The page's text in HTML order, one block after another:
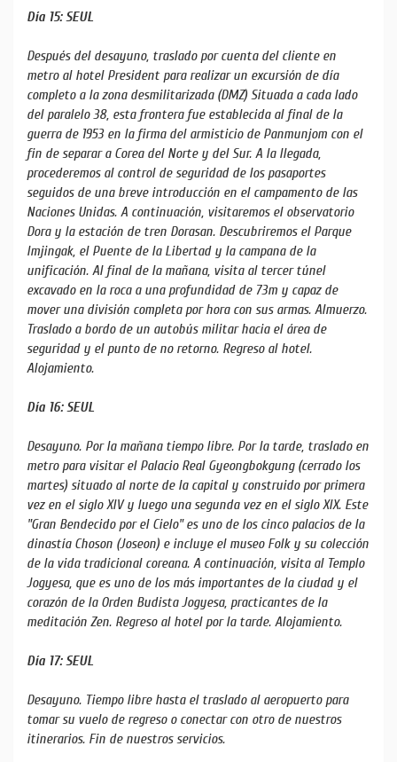
Día 15: SEUL
Después del desayuno, traslado por cuenta del cliente en
metro al hotel President para realizar un excursión de día
completo a la zona desmilitarizada (DMZ) Situada a cada lado
del paralelo 38, esta frontera fue establecida al final de la
guerra de 1953 en la firma del armisticio de Panmunjom con el
fin de separar a Corea del Norte y del Sur. A la llegada,
procederemos al control de seguridad de los pasaportes
seguidos de una breve introducción en el campamento de las
Naciones Unidas. A continuación, visitaremos el observatorio
Dora y la estación de tren Dorasan. Descubriremos el Parque
Imjingak, el Puente de la Libertad y la campana de la
unificación. Al final de la mañana, visita al tercer túnel
excavado en la roca a una profundidad de 73m y capaz de
mover una división completa por hora con sus armas. Almuerzo.
Traslado a bordo de un autobús militar hacia el área de
seguridad y el punto de no retorno. Regreso al hotel.
Alojamiento.
Día 16: SEUL
Desayuno. Por la mañana tiempo libre. Por la tarde, traslado en
metro para visitar el Palacio Real Gyeongbokgung (cerrado los
martes) situado al norte de la capital y construido por primera
vez en el siglo XIV y luego una segunda vez en el siglo XIX. Este
"Gran Bendecido por el Cielo" es uno de los cinco palacios de la
dinastía Choson (Joseon) e incluye el museo Folk y su colección
de la vida tradicional coreana. A continuación, visita al Templo
Jogyesa, que es uno de los más importantes de la ciudad y el
corazón de la Orden Budista Jogyesa, practicantes de la
meditación Zen. Regreso al hotel por la tarde. Alojamiento.
Día 17: SEUL
Desayuno. Tiempo libre hasta el traslado al aeropuerto para
tomar su vuelo de regreso o conectar con otro de nuestros
itinerarios. Fin de nuestros servicios.